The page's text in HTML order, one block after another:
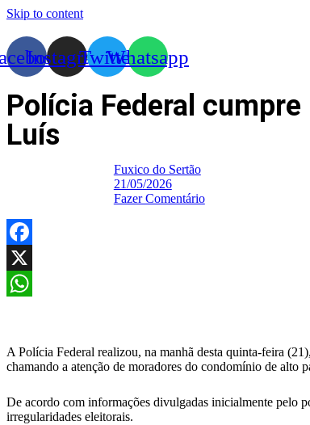
Skip to content
InstagramTwitterWhatsapp
Polícia Federal
Luís
Fuxico do Sertão
21/05/2026
Fazer Comentário
Facebook
X
A Polícia Federal realizou, na manhã desta quinta-feira
chamando a atenção de moradores do condomínio de alto
De acordo com informações divulgadas inicialmente pelo
irregularidades eleitorais.